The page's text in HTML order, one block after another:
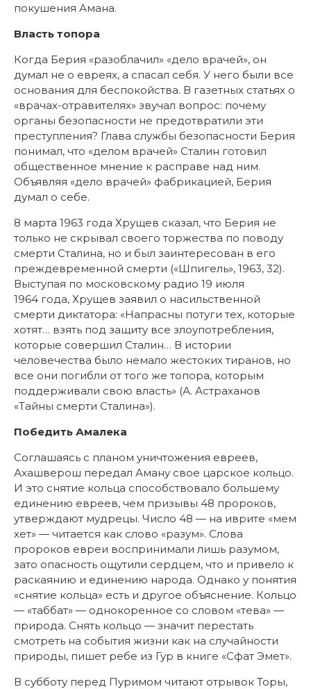
покушения Амана.
Власть топора
Когда Берия «разоблачил» «дело врачей», он
думал не о евреях, а спасал себя. У него были все
основания для беспокойства. В газетных статьях о
«врачах-отравителях» звучал вопрос: почему
органы безопасности не предотвратили эти
преступления? Глава службы безопасности Берия
понимал, что «делом врачей» Сталин готовил
общественное мнение к расправе над ним.
Объявляя «дело врачей» фабрикацией, Берия
думал о себе.
8 марта 1963 года Хрущев сказал, что Берия не
только не скрывал своего торжества по поводу
смерти Сталина, но и был заинтересован в его
преждевременной смерти («Шпигель», 1963, 32).
Выступая по московскому радио 19 июля
1964 года, Хрущев заявил о насильственной
смерти диктатора: «Напрасны потуги тех, которые
хотят… взять под защиту все злоупотребления,
которые совершил Сталин… В истории
человечества было немало жестоких тиранов, но
все они погибли от того же топора, которым
поддерживали свою власть» (А. Астраханов
«Тайны смерти Сталина»).
Победить Амалека
Соглашаясь с планом уничтожения евреев,
Ахашверош передал Аману свое царское кольцо.
И это снятие кольца способствовало большему
единению евреев, чем призывы 48 пророков,
утверждают мудрецы. Число 48 — на иврите «мем
хет» — читается как слово «разум». Слова
пророков евреи воспринимали лишь разумом,
зато опасность ощутили сердцем, что и привело к
раскаянию и единению народа. Однако у понятия
«снятие кольца» есть и другое объяснение. Кольцо
— «таббат» — однокоренное со словом «тева» —
природа. Снять кольцо — значит перестать
смотреть на события жизни как на случайности
природы, пишет ребе из Гур в книге «Сфат Эмет».
В субботу перед Пуримом читают отрывок Торы,